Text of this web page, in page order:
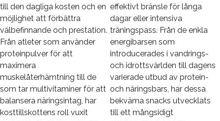
till den dagliga kosten och en
möjlighet att förbättra
välbefinnande och prestation.
Från atleter som använder
proteinpulver för att
maximera
muskelåterhämtning till de
som tar multivitaminer för att
balansera näringsintag, har
kosttillskottens roll vuxit
effektivt bränsle för långa
dagar eller intensiva
träningspass. Från de enkla
energibarsen som
introducerades i vandrings-
och idrottsvärlden till dagens
varierade utbud av protein-
och näringsbars, har dessa
bekväma snacks utvecklats
till ett mångsidigt